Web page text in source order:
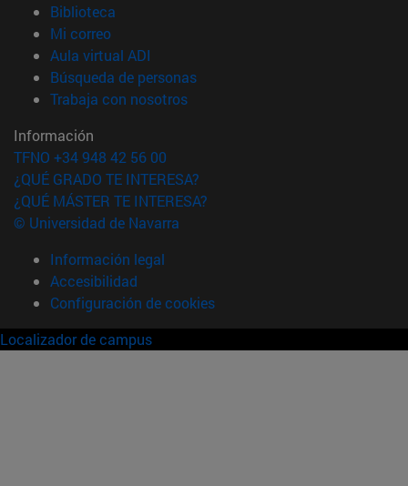
Biblioteca
Mi correo(abre en nueva ventana)
Aula virtual ADI
Búsqueda de personas(abre en nueva ventana)
Trabaja con nosotros(abre en nueva ventana)
Información
TFNO +34 948 42 56 00
¿QUÉ GRADO TE INTERESA?
¿QUÉ MÁSTER TE INTERESA?
© Universidad de Navarra
Información legal
Accesibilidad
Configuración de cookies
Localizador de campus